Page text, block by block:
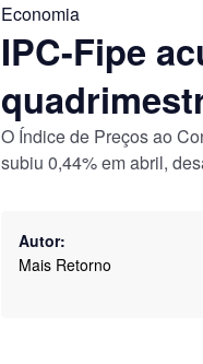
Economia
IPC-Fipe
O Índice de Preços ao
subiu 0,44% em abril,
Autor:
Mais Retorno